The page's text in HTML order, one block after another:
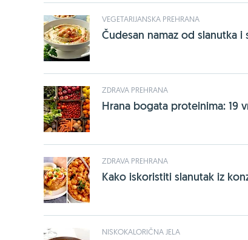
VEGETARIJANSKA PREHRANA
Čudesan namaz od slanutka
ZDRAVA PREHRANA
Hrana bogata proteinima: 19
ZDRAVA PREHRANA
Kako iskoristiti slanutak iz
NISKOKALORIČNA JELA